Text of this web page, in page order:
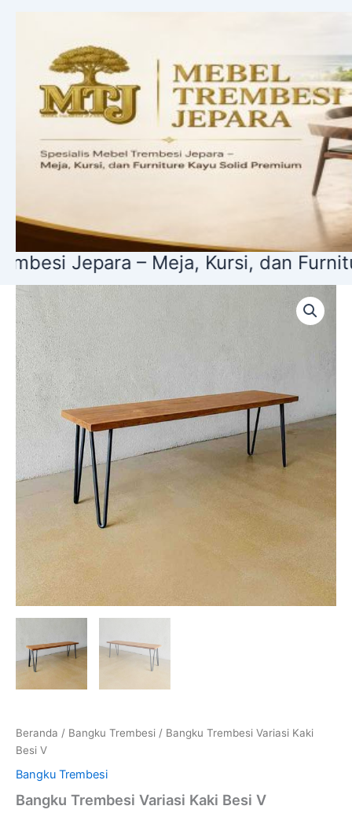
Meja, Kursi, dan Furniture Kayu
Beranda / Bangku Trembesi / Bangku Trembesi Variasi Kaki
Besi V
Bangku Trembesi
Bangku Trembesi Variasi Kaki Besi V